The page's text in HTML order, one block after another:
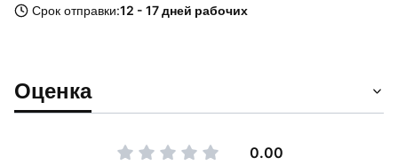
Срок отправки:12 - 17 дней рабочих
Оценка
0.00